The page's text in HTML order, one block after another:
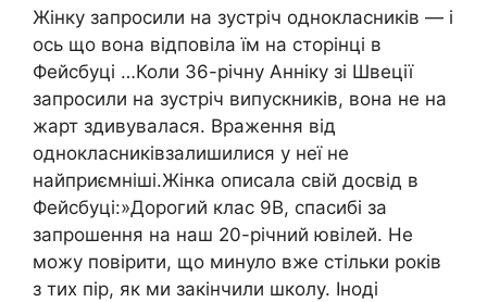
Жінку запросили на зустріч однокласників — і
ось що вона відповіла їм на сторінці в
Фейсбуці …Коли 36-річну Анніку зі Швеції
запросили на зустріч випускників, вона не на
жарт здивувалася. Враження від
однокласниківзалишилися у неї не
найприємніші.Жінка описала свій досвід в
Фейсбуці:»Дорогий клас 9B, спасибі за
запрошення на наш 20-річний ювілей. Не
можу повірити, що минуло вже стільки років
з тих пір, як ми закінчили школу. Іноді